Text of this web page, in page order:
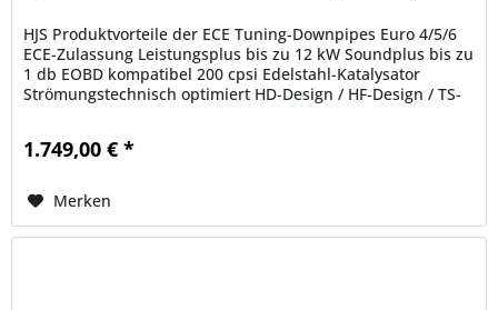
HJS Produktvorteile der ECE Tuning-Downpipes Euro 4/5/6
ECE-Zulassung Leistungsplus bis zu 12 kW Soundplus bis zu
1 db EOBD kompatibel 200 cpsi Edelstahl-Katalysator
Strömungstechnisch optimiert HD-Design / HF-Design / TS-
1.749,00 € *
Merken